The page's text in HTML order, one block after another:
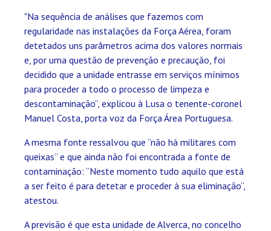
"Na sequência de análises que fazemos com
regularidade nas instalações da Força Aérea, foram
detetados uns parâmetros acima dos valores normais
e, por uma questão de prevenção e precaução, foi
decidido que a unidade entrasse em serviços mínimos
para proceder a todo o processo de limpeza e
descontaminação”, explicou à Lusa o tenente-coronel
Manuel Costa, porta voz da Força Área Portuguesa.
A mesma fonte ressalvou que “não há militares com
queixas” e que ainda não foi encontrada a fonte de
contaminação: “Neste momento tudo aquilo que está
a ser feito é para detetar e proceder à sua eliminação”,
atestou.
A previsão é que esta unidade de Alverca, no concelho